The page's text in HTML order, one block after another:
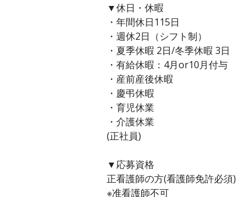
▼休日・休暇
・年間休日115日
・週休2日（シフト制）
・夏季休暇 2日/冬季休暇 3日
・有給休暇：4月or10月付与
・産前産後休暇
・慶弔休暇
・育児休業
・介護休業
(正社員)
▼応募資格
正看護師の方(看護師免許必須)
※准看護師不可